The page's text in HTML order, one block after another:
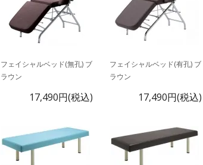
フェイシャルベッド(無孔) ブ
ラウン
17,490円(税込)
フェイシャルベッド(有孔) ブ
ラウン
17,490円(税込)